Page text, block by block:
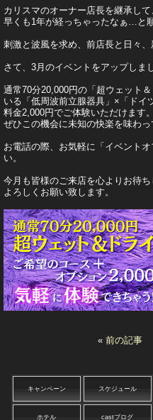
カリスマのオーナー店長を継承して
早くも1年が経っちゃったなぁ…と
刺激と波風を求め、前店長と日々、
さて、3月のイベントをアップしま
通常70分20,000円の「超ウェット
いる「低周波前立腺器具」×「ドイ
料金2,000円でご体験いただけます。
ぜひこの機会に未知の快楽を味わっ
お電話の際、お気軽に「イベント
い。
今月も皆様のご来店を心よりお待
よろしくお願い致します。
« 前の記事
キャンペーン スケジュール
ホテル castブログ